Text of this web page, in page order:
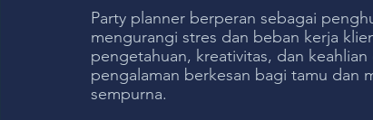
Party planner berperan sebagai
mengurangi stres dan beban kerja
pengetahuan, kreativitas, dan
pengalaman berkesan bagi tamu dan
sempurna.